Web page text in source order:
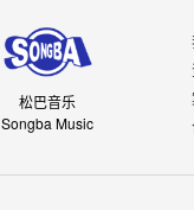
松巴音乐
Songba Music